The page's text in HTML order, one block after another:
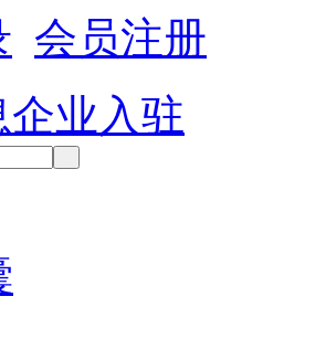
会员注册
企业入驻